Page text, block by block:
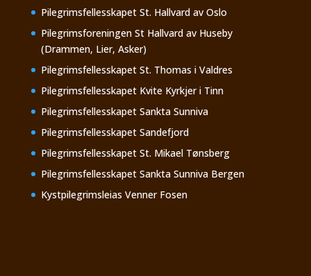
Pilegrimsfellesskapet St. Hallvard av Oslo
Pilegrimsforeningen St Hallvard av Huseby
(Drammen, Lier, Asker)
Pilegrimsfellesskapet St. Thomas i Valdres
Pilegrimsfellesskapet Kvite Kyrkjer i Tinn
Pilegrimsfellesskapet Sankta Sunniva
Pilegrimsfellesskapet Sandefjord
Pilegrimsfellesskapet St. Mikael Tønsberg
Pilegrimsfellesskapet Sankta Sunniva Bergen
Kystpilegrimsleias Venner Fosen